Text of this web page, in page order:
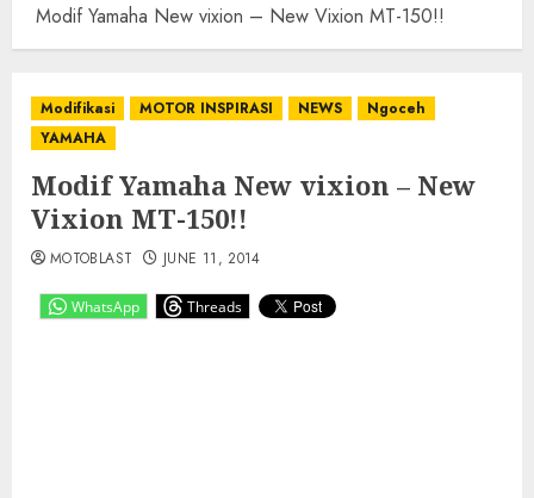
Modif Yamaha New vixion – New Vixion MT-150!!
Modifikasi MOTOR INSPIRASI NEWS
Ngoceh
YAMAHA
Modif Yamaha New vixion – New
Vixion MT-150!!
WhatsApp Threads
MOTOBLAST JUNE 11, 2014